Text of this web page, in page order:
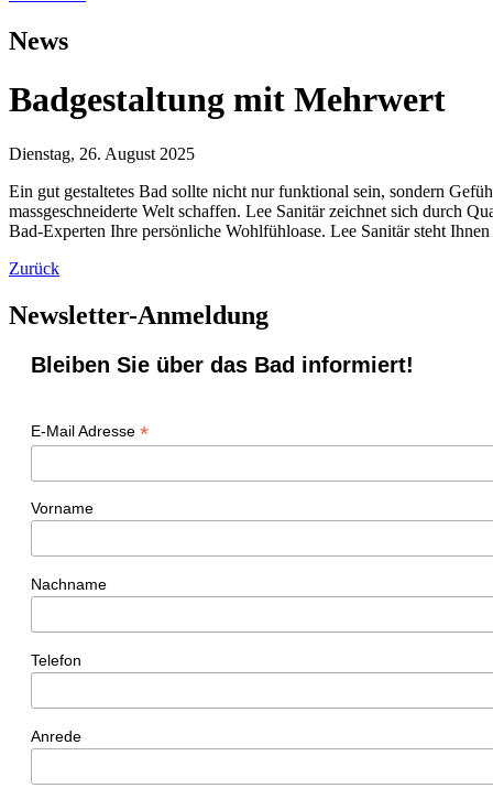
News
Badgestaltung mit Mehrwert
Dienstag, 26. August 2025
Ein gut gestaltetes Bad sollte nicht nur funktional sein, sondern
massgeschneiderte Welt schaffen. Lee Sanitär zeichnet sich durch
Bad-Experten Ihre persönliche Wohlfühloase. Lee Sanitär steht
Zurück
Newsletter-Anmeldung
Bleiben Sie über das Bad informiert!
E-Mail Adresse *
Vorname
Nachname
Telefon
Anrede